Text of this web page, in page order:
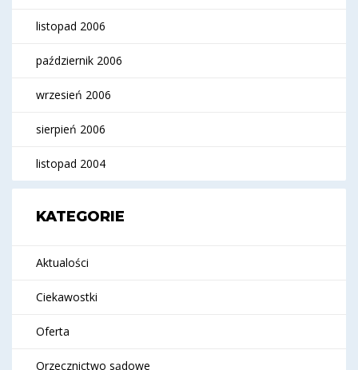
listopad 2006
październik 2006
wrzesień 2006
sierpień 2006
listopad 2004
KATEGORIE
Aktualości
Ciekawostki
Oferta
Orzecznictwo sądowe